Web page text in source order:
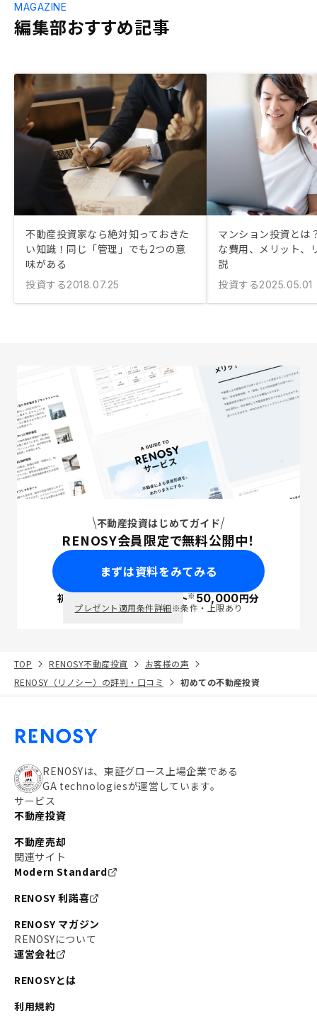
編集部おすすめ記事
MAGAZINE
不動産投資家なら絶対知っておきた
い知識！同じ「管理」でも2つの意
味がある
投資する2018.07.25
マンション投資とは
な費用、メリット、
説
投資する2025.05.01
不動産投資はじめてガイド
RENOSY会員限定で無料公開中！
まずは資料をみてみる
初回面談で ポイント※50,000円分
プレゼント適用条件詳細※条件・上限あり
TOP RENOSY不動産投資
お客様の声
RENOSY（リノシー）の評判・口コミ
初めての不動産投資
RENOSYは、東証グロース上場企業である
GA technologiesが運営しています。
サービス
不動産投資
不動産売却
関連サイト
Modern Standard
RENOSY 利諾喜
RENOSY マガジン
RENOSYについて
運営会社
RENOSYとは
利用規約